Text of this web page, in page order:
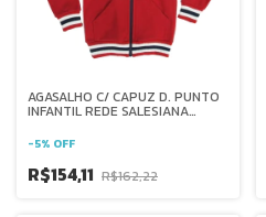
AGASALHO C/ CAPUZ D. PUNTO
INFANTIL REDE SALESIANA
-5% OFF
R$154,11 R$162,22